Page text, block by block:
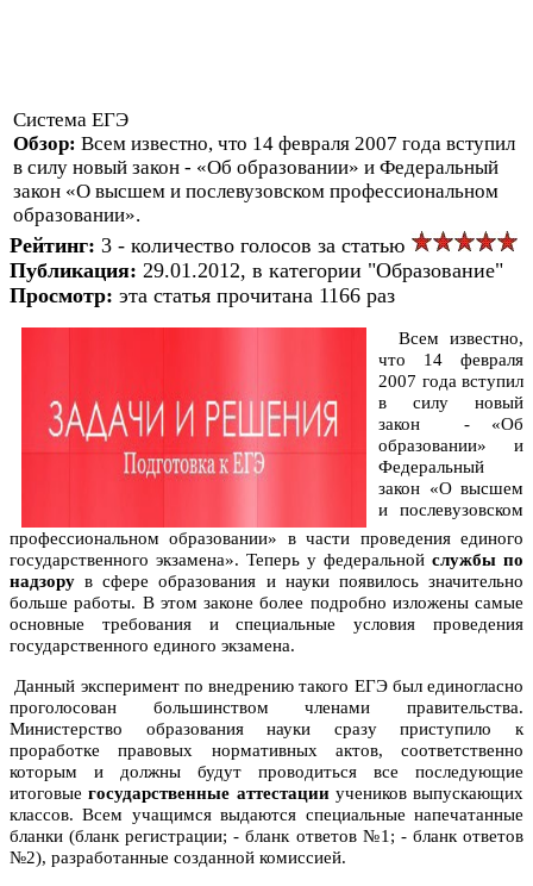
Система ЕГЭ
Обзор: Всем известно, что 14 февраля 2007 года вступил
в силу новый закон - «Об образовании» и Федеральный
закон «О высшем и послевузовском профессиональном
образовании».
Рейтинг: 3 - количество голосов за статью
Публикация: 29.01.2012, в категории "Образование"
Просмотр: эта статья прочитана 1166 раз
Всем известно,
что 14 февраля
2007 года вступил
в силу новый
закон - «Об
образовании» и
Федеральный
закон «О высшем
и послевузовском
профессиональном образовании» в части проведения единого
государственного экзамена». Теперь у федеральной службы по
надзору в сфере образования и науки появилось значительно
больше работы. В этом законе более подробно изложены самые
основные требования и специальные условия проведения
государственного единого экзамена.
Данный эксперимент по внедрению такого ЕГЭ был единогласно
проголосован большинством членами правительства.
Министерство образования науки сразу приступило к
проработке правовых нормативных актов, соответственно
которым и должны будут проводиться все последующие
итоговыегосударственные аттестацииучеников выпускающих
классов. Всем учащимся выдаются специальные напечатанные
бланки (бланк регистрации; - бланк ответов №1; - бланк ответов
№2), разработанные созданной комиссией.